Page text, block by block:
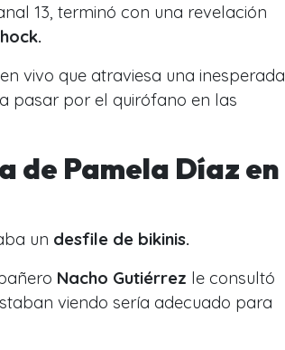
13, terminó con una revelación
en vivo que atraviesa una inesperada
pasar por el quirófano en las
de Pamela Díaz en
un desfile de bikinis.
Nacho Gutiérrez le consultó
viendo sería adecuado para